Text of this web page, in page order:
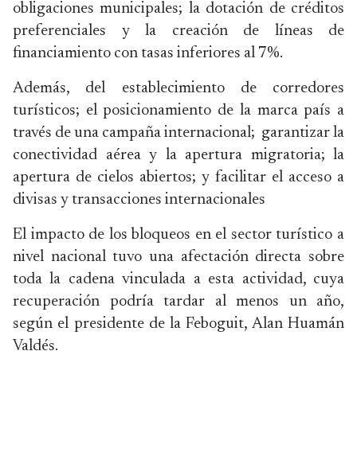
obligaciones municipales; la dotación de créditos
preferenciales y la creación de líneas de
financiamiento con tasas inferiores al 7%.
Además, del establecimiento de corredores
turísticos; el posicionamiento de la marca país a
través de una campaña internacional; garantizar la
conectividad aérea y la apertura migratoria; la
apertura de cielos abiertos; y facilitar el acceso a
divisas y transacciones internacionales
El impacto de los bloqueos en el sector turístico a
nivel nacional tuvo una afectación directa sobre
toda la cadena vinculada a esta actividad, cuya
recuperación podría tardar al menos un año,
según el presidente de la Feboguit, Alan Huamán
Valdés.